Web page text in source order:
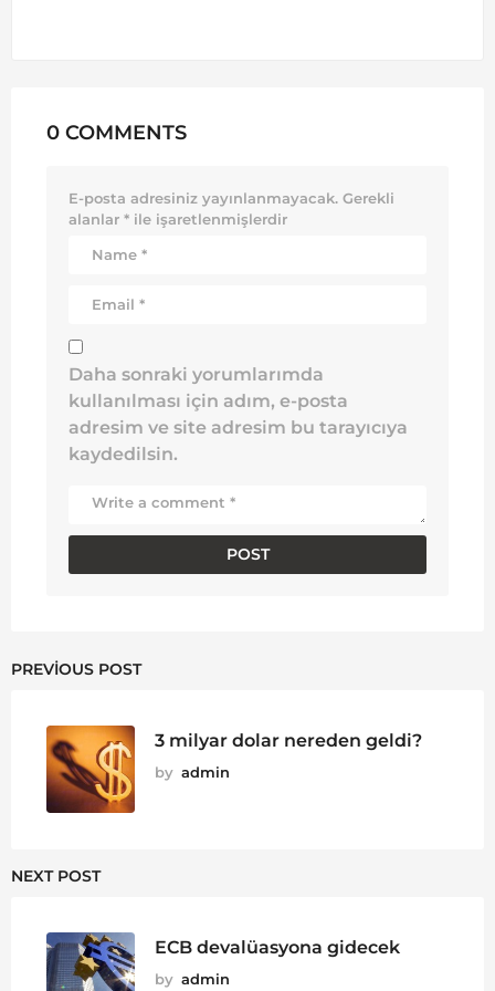
0 COMMENTS
E-posta adresiniz yayınlanmayacak. Gerekli
alanlar * ile işaretlenmişlerdir
Daha sonraki yorumlarımda
kullanılması için adım, e-posta
adresim ve site adresim bu tarayıcıya
kaydedilsin.
PREVIOUS POST
3 milyar dolar nereden geldi?
by admin
NEXT POST
ECB devalüasyona gidecek
by admin